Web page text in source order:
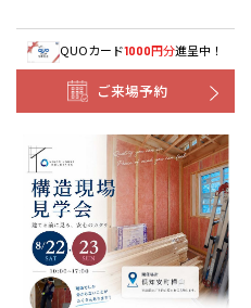
QUOカード1000円分進呈中！
ご来場予約
全国の展示場
北海道
お近くのイベント
北海道